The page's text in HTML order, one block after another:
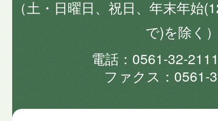
（土・日曜日、祝日、年末年始
で)を除く
電話
0561-32-
ファクス
0561-